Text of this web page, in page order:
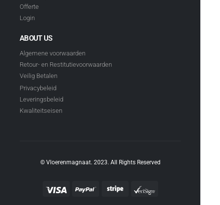
Offerte
Login
ABOUT US
Algemene voorwaarden
Retour- en Restitutievoorwaarden
Veilig Betalen
Privacybeleid
Leveringsbeleid
Kwaliteitseisen
© Vloerenmagnaat. 2023. All Rights Reserved